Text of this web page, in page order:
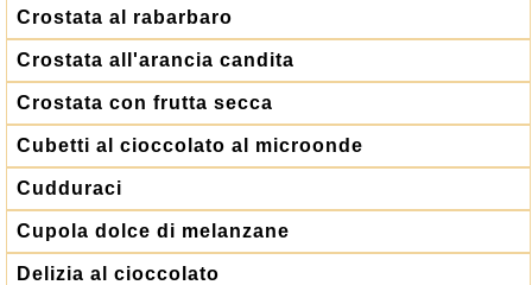
Crostata al rabarbaro
Crostata all'arancia candita
Crostata con frutta secca
Cubetti al cioccolato al microonde
Cudduraci
Cupola dolce di melanzane
Delizia al cioccolato